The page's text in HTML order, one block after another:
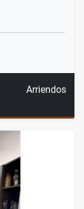
Arriendos